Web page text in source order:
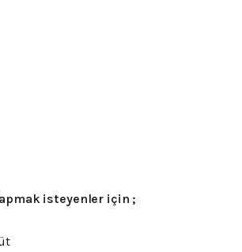
isteyenler için ;